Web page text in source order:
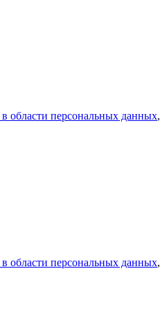
области персональных данных,
области персональных данных,